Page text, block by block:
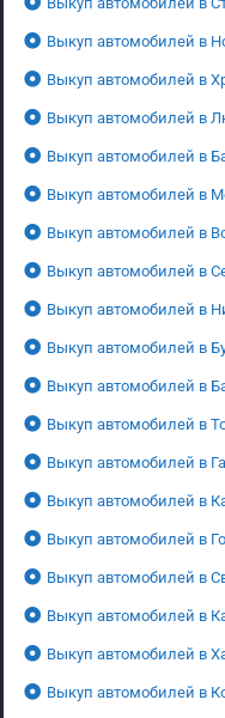
Выкуп автомобилей в
Выкуп автомобилей в
Выкуп автомобилей в
Выкуп автомобилей в
Выкуп автомобилей в
Выкуп автомобилей в
Выкуп автомобилей в
Выкуп автомобилей в
Выкуп автомобилей в
Выкуп автомобилей в
Выкуп автомобилей в
Выкуп автомобилей в
Выкуп автомобилей в
Выкуп автомобилей в
Выкуп автомобилей в
Выкуп автомобилей в
Выкуп автомобилей в
Выкуп автомобилей в